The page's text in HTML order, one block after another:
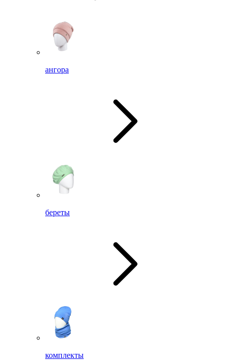
ангора
береты
комплекты